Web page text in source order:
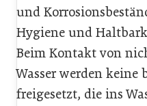
und
Hygiene und
Beim Kontakt von
Wasser werden
freigesetzt, die ins